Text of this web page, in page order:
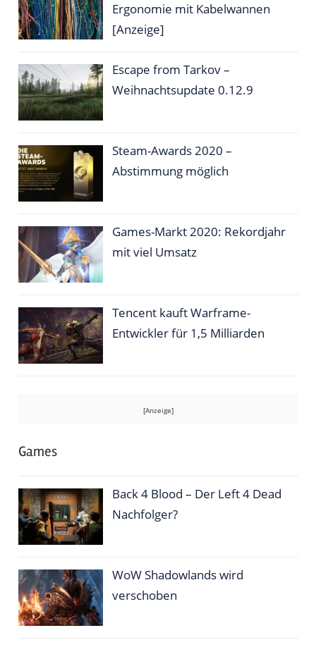
Ergonomie mit Kabelwannen
[Anzeige]
Escape from Tarkov –
Weihnachtsupdate 0.12.9
Steam-Awards 2020 –
Abstimmung möglich
Games-Markt 2020: Rekordjahr
mit viel Umsatz
Tencent kauft Warframe-
Entwickler für 1,5 Milliarden
Games
Back 4 Blood – Der Left 4 Dead
Nachfolger?
WoW Shadowlands wird
verschoben